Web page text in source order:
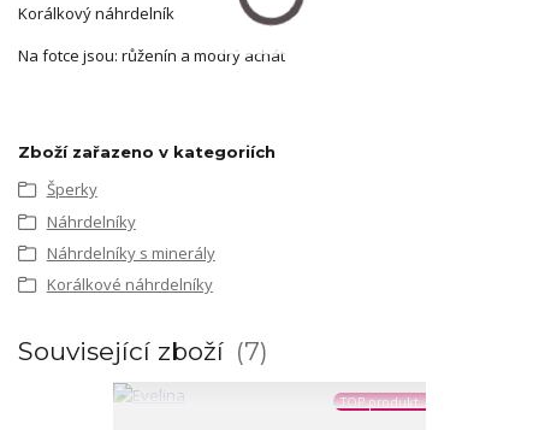
Korálkový náhrdelník
Na fotce jsou: růženín a modrý achát
Zboží zařazeno v kategoriích
Šperky
Náhrdelníky
Náhrdelníky s minerály
Korálkové náhrdelníky
Související zboží 7
TOP produkt